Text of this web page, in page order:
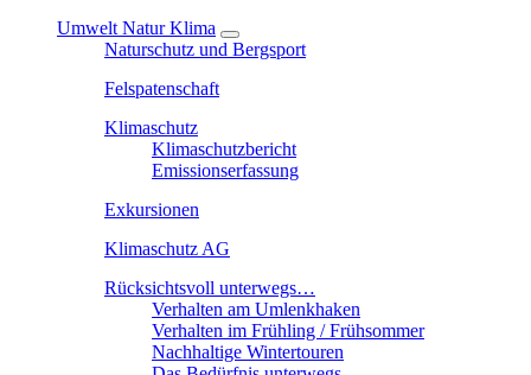
Umwelt Natur Klima
Naturschutz und Bergsport
Felspatenschaft
Klimaschutz
Klimaschutzbericht
Emissionserfassung
Exkursionen
Klimaschutz AG
Rücksichtsvoll unterwegs…
Verhalten am Umlenkhaken
Verhalten im Frühling / Frühsommer
Nachhaltige Wintertouren